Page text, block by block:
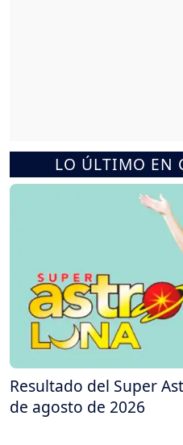
LO ÚLTIMO EN
Resultado del Super
de agosto de 2026